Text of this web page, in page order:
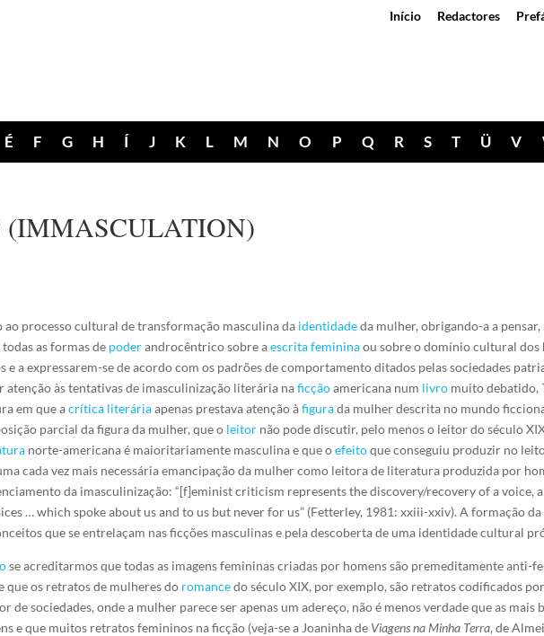
Início Redactores
É F G H Í J K L M N O P Q R S T Ü V
ao processo cultural de transformação masculina da identidadeda mulher, obrigando-a a
as formas de poderandrocêntrico sobre aescrita femininaou sobre o domínio cultural dos
e a expressarem-se de acordo com os padrões de comportamento ditados pelas sociedades
às tentativas de imasculinização literária naficçãoamericana num livro muito debatido,
em que acrítica literáriaapenas prestava atenção àfigurada mulher descrita no mundo
parcial da figura da mulher, que o leitor não pode discutir, pelo menos o leitor do século
norte-americana é maioritariamente masculina e que oefeitoque conseguiu produzir no
cada vez mais necessária emancipação da mulher como leitora de literatura produzida por
da imasculinização: “[f]eminist criticism represents the discovery/recovery of a voice,
… which spoke about us and to us but never for us” (Fetterley, 1981: xxiii-xxiv). A formação
que se entrelaçam nas ficções masculinas e pela descoberta de uma identidade cultural
se acreditarmos que todas as imagens femininas criadas por homens são premeditamente anti-
que os retratos de mulheres do romancedo século XIX, por exemplo, são retratos codificados
de sociedades, onde a mulher parece ser apenas um adereço, não é menos verdade que as mais
e que muitos retratos femininos na ficção (veja-se a Joaninha de Viagens na Minha Terra, de